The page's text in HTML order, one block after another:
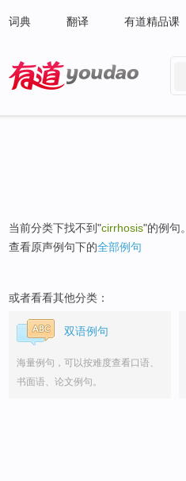
词典 翻译 有道精品课
当前分类下找不到"cirrhosis"的例句。
查看原声例句下的全部例句
或者看看其他分类：
双语例句
海量例句，可以按难度查看口语、
书面语、论文例句。